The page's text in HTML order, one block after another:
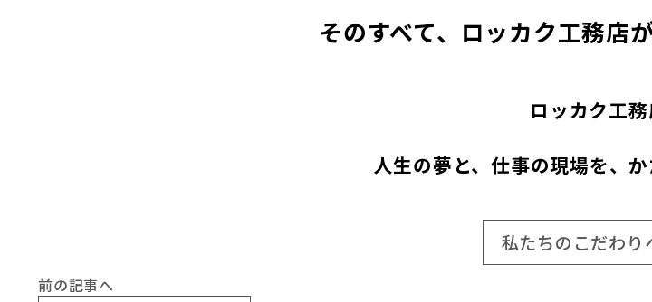
そのすべて、ロッカク工務店
ロッカク工務
人生の夢と、仕事の現場を、か
私たちのこだわり
前の記事へ